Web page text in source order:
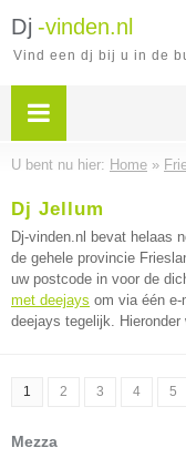
Dj -vinden.nl
Vind een dj bij u in de
U bent nu hier: Home »
Dj Jellum
Dj-vinden.nl bevat helaas
de gehele provincie
uw postcode in voor de
met deejays om via één
deejays tegelijk. Hieronder
1 2 3 4 5
Mezza